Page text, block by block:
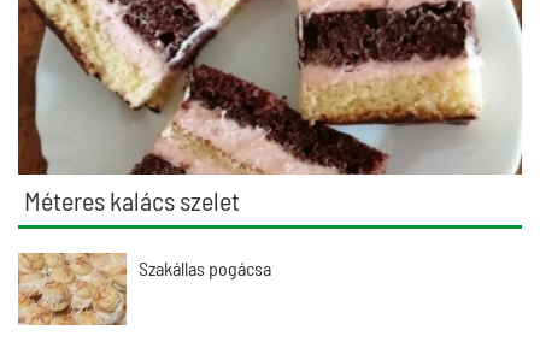
Méteres kalács szelet
Szakállas pogácsa